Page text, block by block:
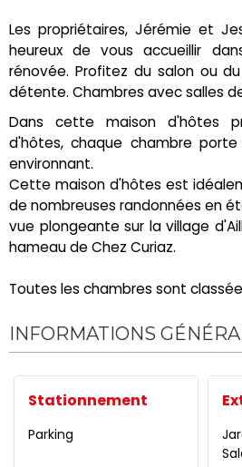
Les propriétaires, Jérémie et
heureux de vous accueillir
rénovée. Profitez du salon ou
détente. Chambres avec salles
Dans cette maison d'hôtes
d'hôtes, chaque chambre
environnant.
Cette maison d'hôtes est
de nombreuses randonnées en
vue plongeante sur la village
hameau de Chez Curiaz.
Toutes les chambres sont
INFORMATIONS
Stationnement
Parking